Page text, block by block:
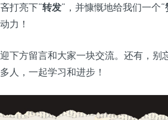
打亮下“转发”，并慷慨地给我们一个“
力！
下方留言和大家一块交流。还有，别
人，一起学习和进步！